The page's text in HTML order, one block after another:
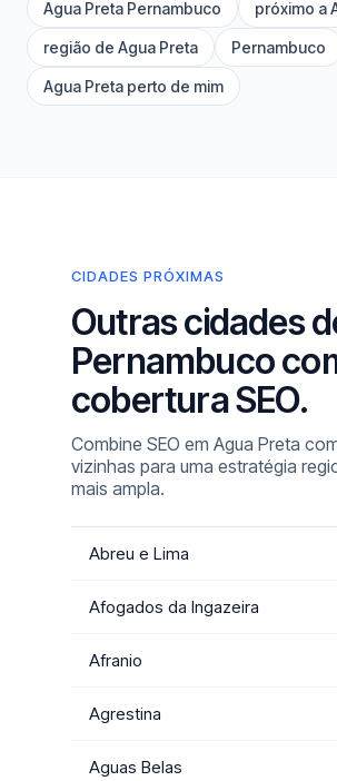
Agua Preta Pernambuco próximo a
região de Agua Preta Pernambuco
Agua Preta perto de mim
CIDADES PRÓXIMAS
Outras cidades
Pernambuco
cobertura SEO.
Combine SEO em Agua Preta
vizinhas para uma estratégia
mais ampla.
Abreu e Lima
Afogados da Ingazeira
Afranio
Agrestina
Aguas Belas